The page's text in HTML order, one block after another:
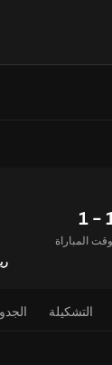
1
وقت المباراة
التشكيلة